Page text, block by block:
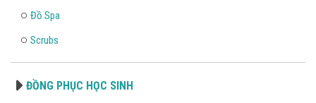
Đồ Spa
Scrubs
ĐỒNG PHỤC HỌC SINH